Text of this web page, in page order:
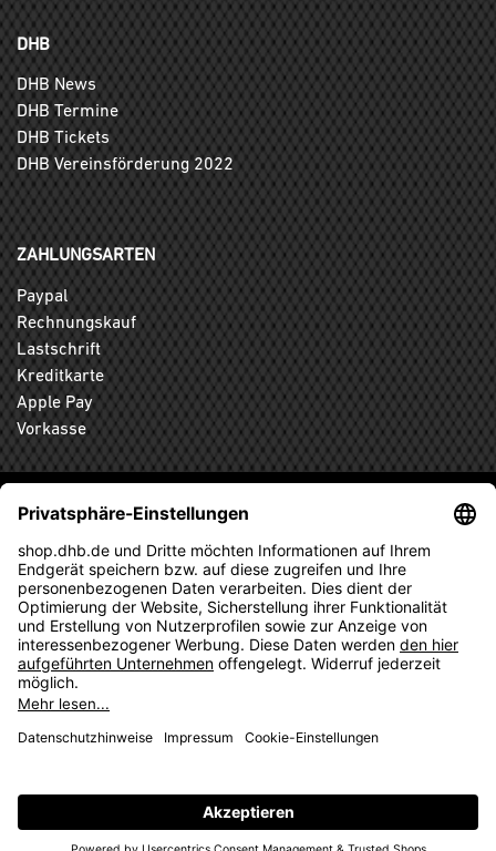
DHB
DHB News
DHB Termine
DHB Tickets
DHB Vereinsförderung 2022
ZAHLUNGSARTEN
Paypal
Rechnungskauf
Lastschrift
Kreditkarte
Apple Pay
Vorkasse
ABONNIEREN SIE DEN KOSTENLOSEN DHB-FANSHOP
NEWSLETTER UND VERPASSEN SIE KEINE NEUIGKEIT ODER
AKTION MEHR.
ANMELDEN